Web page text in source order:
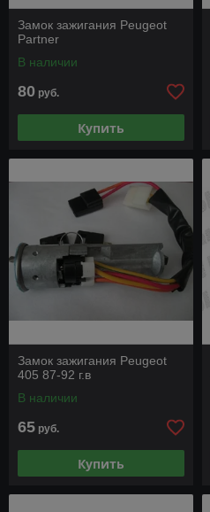
Замок зажигания Peugeot
Partner
В наличии
80 руб.
Купить
Замок зажигания Peugeot
405 87-92 г.в
В наличии
65 руб.
Купить